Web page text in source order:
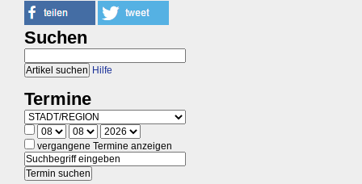
Suchen
Hilfe
Termine
vergangene Termine anzeigen